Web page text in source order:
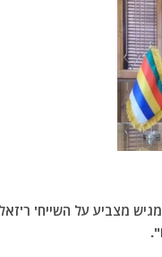
מצביע על השייח'